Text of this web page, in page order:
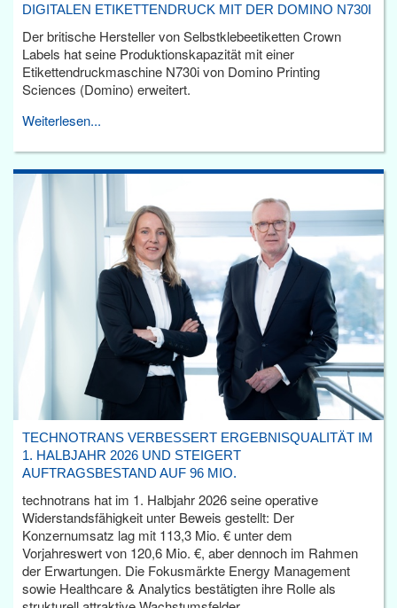
DIGITALEN ETIKETTENDRUCK MIT DER DOMINO N730I
Der britische Hersteller von Selbstklebeetiketten Crown
Labels hat seine Produktionskapazität mit einer
Etikettendruckmaschine N730i von Domino Printing
Sciences (Domino) erweitert.
Weiterlesen...
TECHNOTRANS VERBESSERT ERGEBNISQUALITÄT IM
1. HALBJAHR 2026 UND STEIGERT
AUFTRAGSBESTAND AUF 96 MIO.
technotrans hat im 1. Halbjahr 2026 seine operative
Widerstandsfähigkeit unter Beweis gestellt: Der
Konzernumsatz lag mit 113,3 Mio. € unter dem
Vorjahreswert von 120,6 Mio. €, aber dennoch im Rahmen
der Erwartungen. Die Fokusmärkte Energy Management
sowie Healthcare & Analytics bestätigten ihre Rolle als